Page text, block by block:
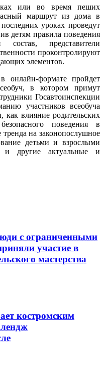
или во время пеших
маршрут из дома в
уроках проведут
детям правила поведения
представители
проконтролируют
элементов.
онлайн-формате пройдет
в котором примут
Госавтоинспекции
участников всеобуча
как влияние родительских
поведения в
тренда на законопослушное
детьми и взрослыми
и другие актуальные и
с ограниченными
участие в
мастерства
костромским